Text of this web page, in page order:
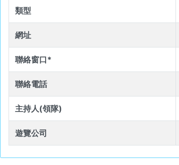
類型
網址
聯絡窗口*
聯絡電話
主持人(領隊)
遊覽公司